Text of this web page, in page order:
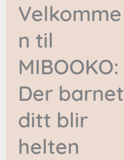
Velkomme
n til
MIBOOKO:
Der barnet
ditt blir
helten